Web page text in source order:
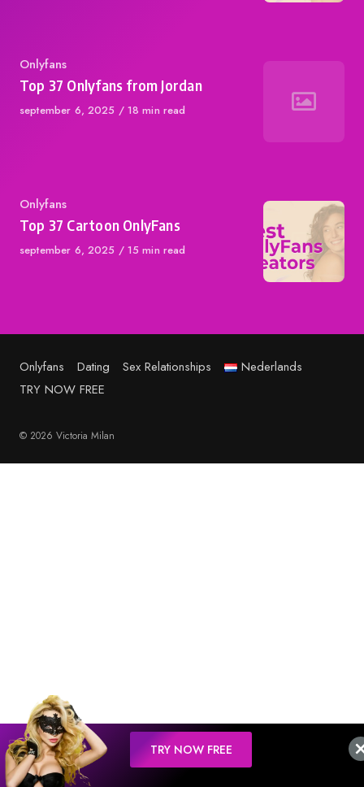
Category
Onlyfans
Top 37 Onlyfans from Jordan
Published
september 6, 2025 18 min read
Category
Onlyfans
Top 37 Cartoon OnlyFans
Published
september 6, 2025 15 min read
TRY NOW FREE
Onlyfans Dating Sex Relationships
Nederlands
TRY NOW FREE
© 2026 Victoria Milan